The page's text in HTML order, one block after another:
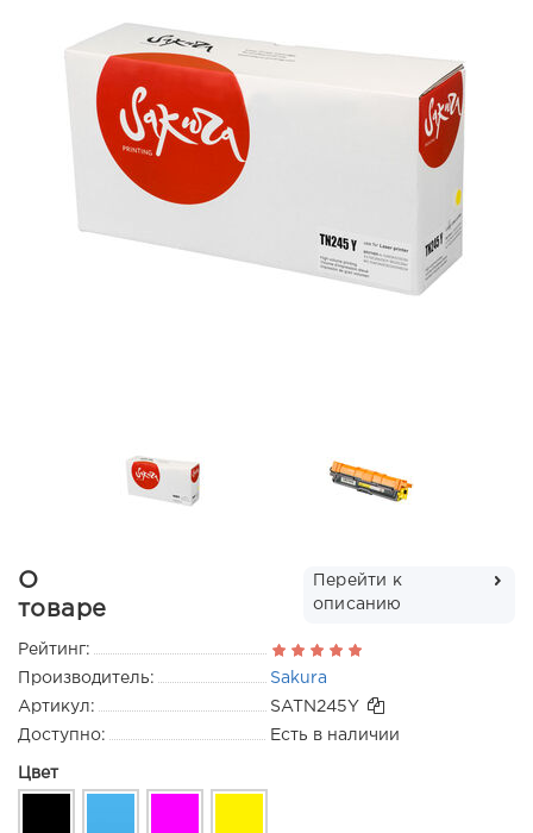
О
товаре
Перейти к
описанию
Рейтинг:
Производитель:
Sakura
Артикул:
SATN245Y
Доступно:
Есть в наличии
Цвет